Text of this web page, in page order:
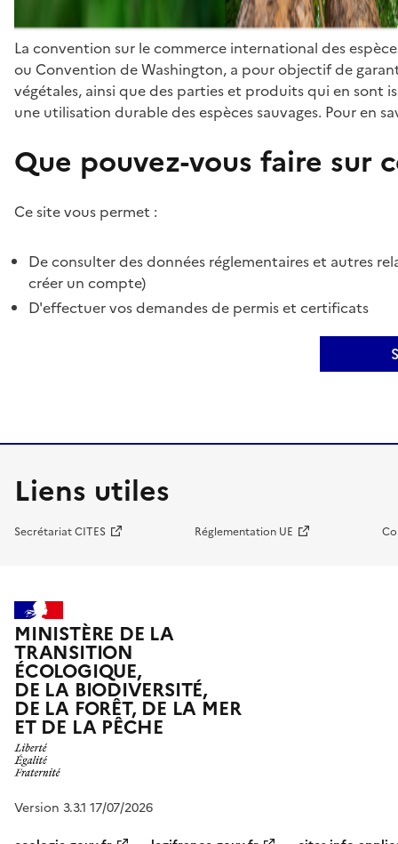
La convention sur le commerce international des
ou Convention de Washington, a pour objectif de
végétales, ainsi que des parties et produits qui en sont
une utilisation durable des espèces sauvages. Pour en
Que pouvez-vous faire sur
Ce site vous permet :
De consulter des données réglementaires et autres
créer un compte)
D'effectuer vos demandes de permis et certificats
Liens utiles
Secrétariat CITES Réglementation UE
MINISTÈRE DE LA
TRANSITION
ÉCOLOGIQUE,
DE LA BIODIVERSITÉ,
DE LA FORÊT, DE LA MER
ET DE LA PÊCHE
Version 3.3.1 17/07/2026